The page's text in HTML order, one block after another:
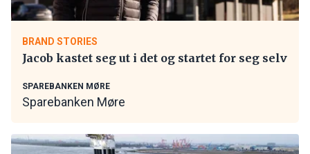
BRAND STORIES
Jacob kastet seg ut i det og startet for seg selv
SPAREBANKEN MØRE
Sparebanken Møre